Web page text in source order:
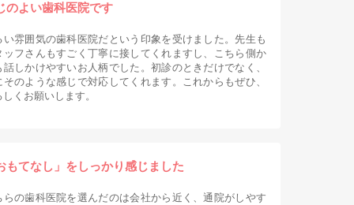
のよい歯科医院です
い雰囲気の歯科医院だという印象を受けました。先生も
ッフさんもすごく丁寧に接してくれますし、こちら側か
話しかけやすいお人柄でした。初診のときだけでなく、
そのような感じで対応してくれます。これからもぜひ、
しくお願いします。
もてなし」をしっかり感じました
らの歯科医院を選んだのは会社から近く、通院がしやす